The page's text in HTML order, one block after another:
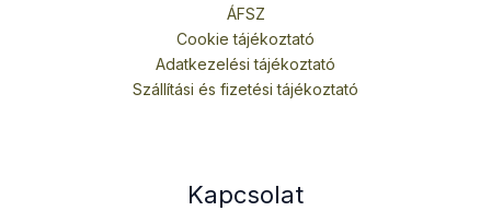
ÁFSZ
Cookie tájékoztató
Adatkezelési tájékoztató
Szállítási és fizetési tájékoztató
Kapcsolat